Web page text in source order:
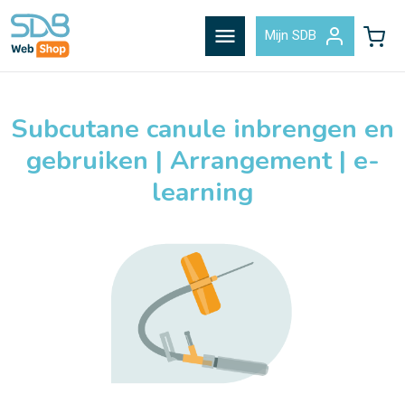
menu Mijn SDB
Subcutane canule inbrengen en
gebruiken | Arrangement | e-
learning